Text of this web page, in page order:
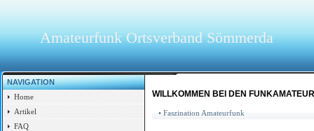
Amateurfunk Ortsverband Sömmerda
NAVIGATION
Home
Artikel
FAQ
WILLKOMMEN BEI DEN
• Faszination Amateurfunk